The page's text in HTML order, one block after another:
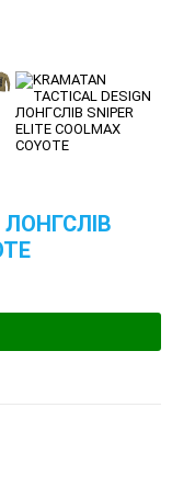
ЛОНГСЛІВ